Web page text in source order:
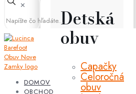
Detská
obuv
Capačky
Celoročná
obuv
✕
DOMOV
OBCHOD